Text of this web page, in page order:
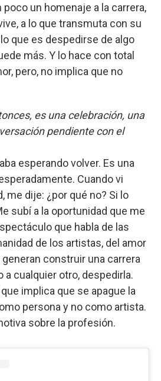
un homenaje a la carrera,
a lo que transmuta con su
que es despedirse de algo
más. Y lo hace con total
pero, no implica que no
es una celebración, una
pendiente con el
esperando volver. Es una
Cuando vi
me dije: ¿por qué no? Si lo
subí a la oportunidad que me
que habla de las
de los artistas, del amor
construir una carrera
a cualquier otro, despedirla.
implica que se apague la
persona y no como artista.
sobre la profesión.